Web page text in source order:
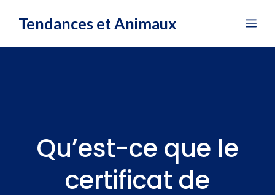
Tendances et Animaux
Qu’est-ce que le
certificat de